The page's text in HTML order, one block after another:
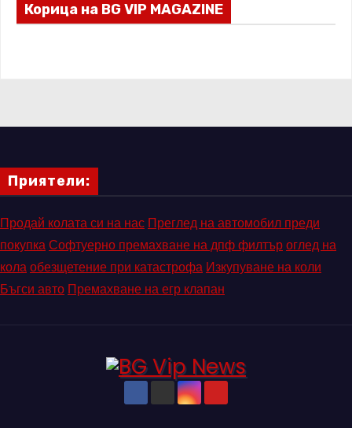
Корица на BG VIP MAGAZINE
Приятели:
Продай колата си на нас Преглед на автомобил преди
покупкаСофтуерно премахване на дпф филтъроглед на
колаобезщетение при катастрофа Изкупуване на коли
Бъгси авто Премахване на егр клапан